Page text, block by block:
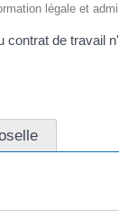
légale et
contrat de travail